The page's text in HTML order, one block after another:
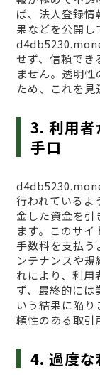
ば、法人登録
果などを公開し
せず、信頼でき
ません。透明
ため、これを見
3. 利用者
手口
行われているよ
金した資金を引
ます。このサ
手数料を支払う
ンテナンスや
れにより、利用
ず、最終的には
いう結果に陥
頼性のある取引
4. 過度